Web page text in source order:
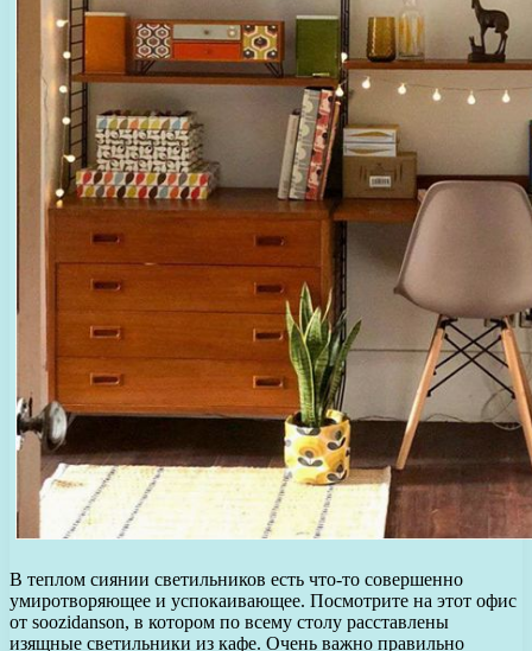
В теплом сиянии светильников есть что-то совершенно
умиротворяющее и успокаивающее. Посмотрите на этот офис
от soozidanson, в котором по всему столу расставлены
изящные светильники из кафе. Очень важно правильно